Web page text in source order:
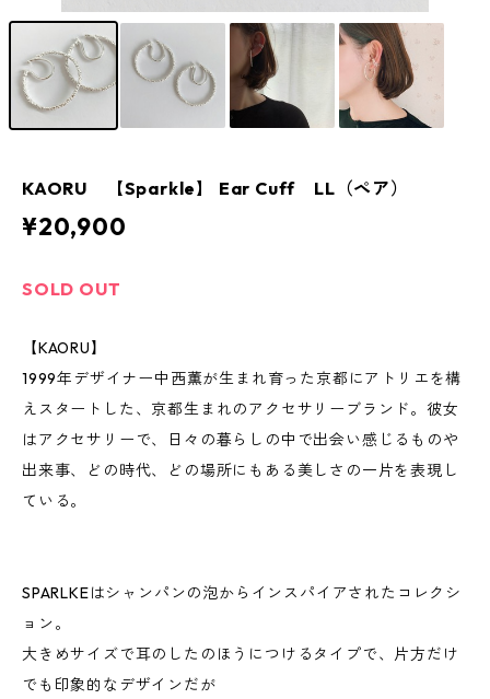
KAORU 【Sparkle】 Ear Cuff LL（ペア）
¥20,900
SOLD OUT
【KAORU】
1999年デザイナー中西薫が生まれ育った京都にアトリエを構
えスタートした、京都生まれのアクセサリーブランド。彼女
はアクセサリーで、日々の暮らしの中で出会い感じるものや
出来事、どの時代、どの場所にもある美しさの一片を表現し
ている。
SPARLKEはシャンパンの泡からインスパイアされたコレクシ
ョン。
大きめサイズで耳のしたのほうにつけるタイプで、片方だけ
でも印象的なデザインだが